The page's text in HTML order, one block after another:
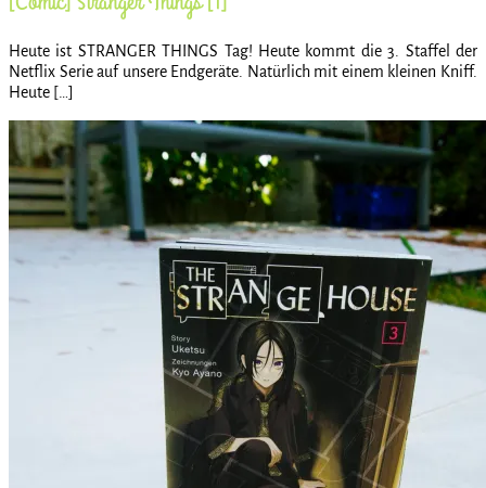
Heute ist STRANGER THINGS Tag! Heute kommt die 3. Staffel der
Netflix Serie auf unsere Endgeräte. Natürlich mit einem kleinen Kniff.
Heute […]